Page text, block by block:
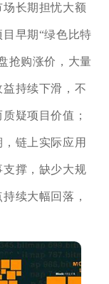
长期担忧大额
早期“绿色比特
抢购涨价，大量
持续下滑，不
疑项目价值；
链上实际应用
撑，缺少大规
续大幅回落，